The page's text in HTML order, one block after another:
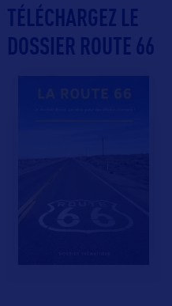
TÉLÉCHARGEZ LE
DOSSIER ROUTE 66